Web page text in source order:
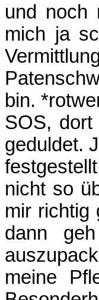
und noch
mich ja
bin.
SOS,
geduldet.
nicht so
mir richtig
dann
meine